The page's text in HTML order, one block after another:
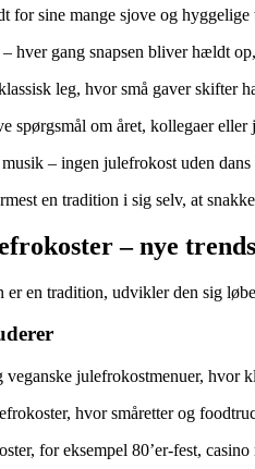
for sine mange sjove og
– hver gang snapsen bliver hældt
leg, hvor små gaver skifter
spørgsmål om året, kollegaer eller
– ingen julefrokost uden
en tradition i sig selv, at
– nye
er en tradition, udvikler den sig
veganske julefrokostmenuer, hvor
hvor småretter og
for eksempel 80’er-fest,